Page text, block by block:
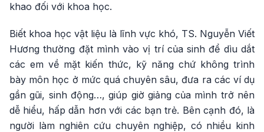
khao đối với khoa học.
Biết khoa học vật liệu là lĩnh vực khó, TS. Nguyễn Viết
Hương thường đặt mình vào vị trí của sinh để dìu dắt
các em về mặt kiến thức, kỹ năng chứ không trình
bày môn học ở mức quá chuyên sâu, đưa ra các ví dụ
gần gũi, sinh động…, giúp giờ giảng của mình trở nên
dễ hiểu, hấp dẫn hơn với các bạn trẻ. Bên cạnh đó, là
người làm nghiên cứu chuyên nghiệp, có nhiều kinh